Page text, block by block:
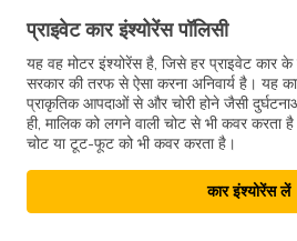
प्राइवेट कार इंश्योरेंस पॉलिसी
यह वह मोटर इंश्योरेंस है, जिसे हर प्राइवेट कार
सरकार की तरफ से ऐसा करना अनिवार्य है। यह
प्राकृतिक आपदाओं से और चोरी होने जैसी
ही, मालिक को लगने वाली चोट से भी कवर करता
चोट या टूट-फूट को भी कवर करता है।
कार इंश्योरेंस लें